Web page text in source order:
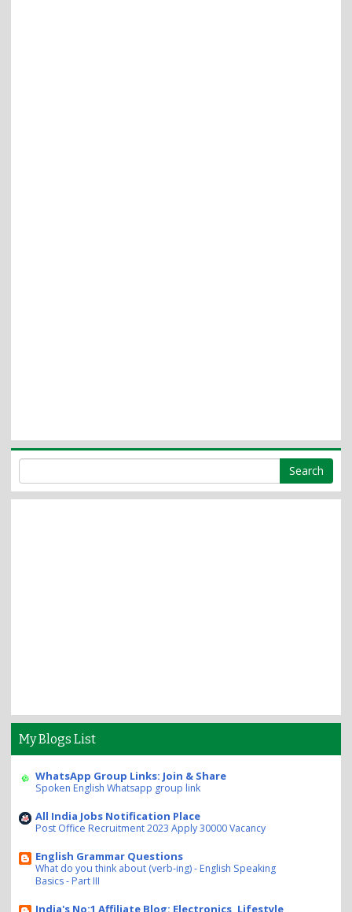
My Blogs List
WhatsApp Group Links: Join & Share
Spoken English Whatsapp group link
All India Jobs Notification Place
Post Office Recruitment 2023 Apply 30000 Vacancy
English Grammar Questions
What do you think about (verb-ing) - English Speaking
Basics - Part III
India's No:1 Affiliate Blog: Electronics, Lifestyle,